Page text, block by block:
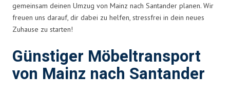
gemeinsam deinen Umzug von Mainz nach Santander planen. Wir
freuen uns darauf, dir dabei zu helfen, stressfrei in dein neues
Zuhause zu starten!
Günstiger Möbeltransport
von Mainz nach Santander